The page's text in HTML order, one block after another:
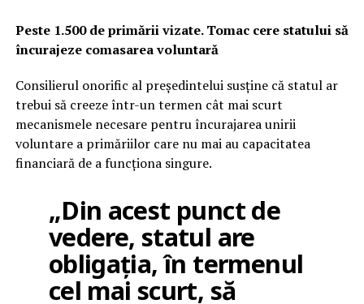
Peste 1.500 de primării vizate. Tomac cere statului să
încurajeze comasarea voluntară
Consilierul onorific al președintelui susține că statul ar
trebui să creeze într-un termen cât mai scurt
mecanismele necesare pentru încurajarea unirii
voluntare a primăriilor care nu mai au capacitatea
financiară de a funcționa singure.
„Din acest punct de
vedere, statul are
obligația, în termenul
cel mai scurt, să